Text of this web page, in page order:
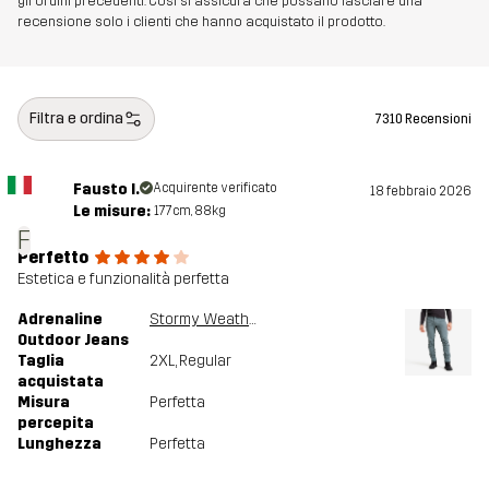
recensione solo i clienti che hanno acquistato il prodotto.
Filtra e ordina 7310 Recensioni
F
Fausto I. Acquirente verificato 18 febbraio 2026
Le misure: 177cm, 88kg
Perfetto
Estetica e funzionalità perfetta
Adrenaline
Outdoor Jeans
Stormy Weather
Taglia
acquistata
2XL, Regular
Misura
percepita
Perfetta
Lunghezza Perfetta